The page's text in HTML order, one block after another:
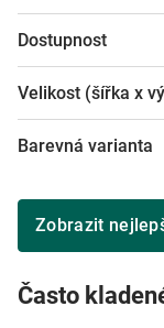
Dostupnost
Velikost (šířka x
Barevná varianta
Zobrazit
Často